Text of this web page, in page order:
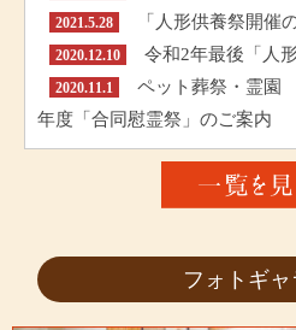
2021.5.28 「人形供養祭開催
2020.12.10 令和2年最後「人
2020.11.1
ペット葬祭・霊園
年度「合同慰霊祭」のご案内
フォトギ